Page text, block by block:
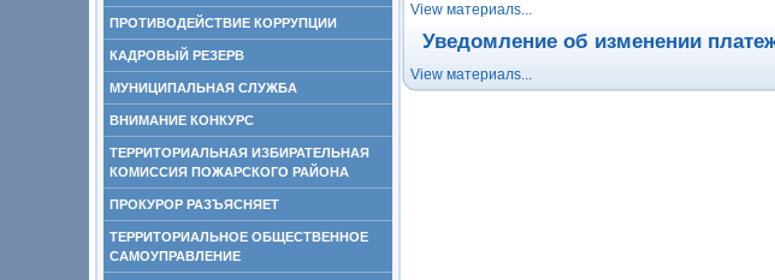
ПРОТИВОДЕЙСТВИЕ КОРРУПЦИИ
КАДРОВЫЙ РЕЗЕРВ
МУНИЦИПАЛЬНАЯ СЛУЖБА
ВНИМАНИЕ КОНКУРС
ТЕРРИТОРИАЛЬНАЯ ИЗБИРАТЕЛЬНАЯ
КОМИССИЯ ПОЖАРСКОГО РАЙОНА
ПРОКУРОР РАЗЪЯСНЯЕТ
ТЕРРИТОРИАЛЬНОЕ ОБЩЕСТВЕННОЕ
САМОУПРАВЛЕНИЕ
View материалs...
Уведомление об изменении
View материалs...